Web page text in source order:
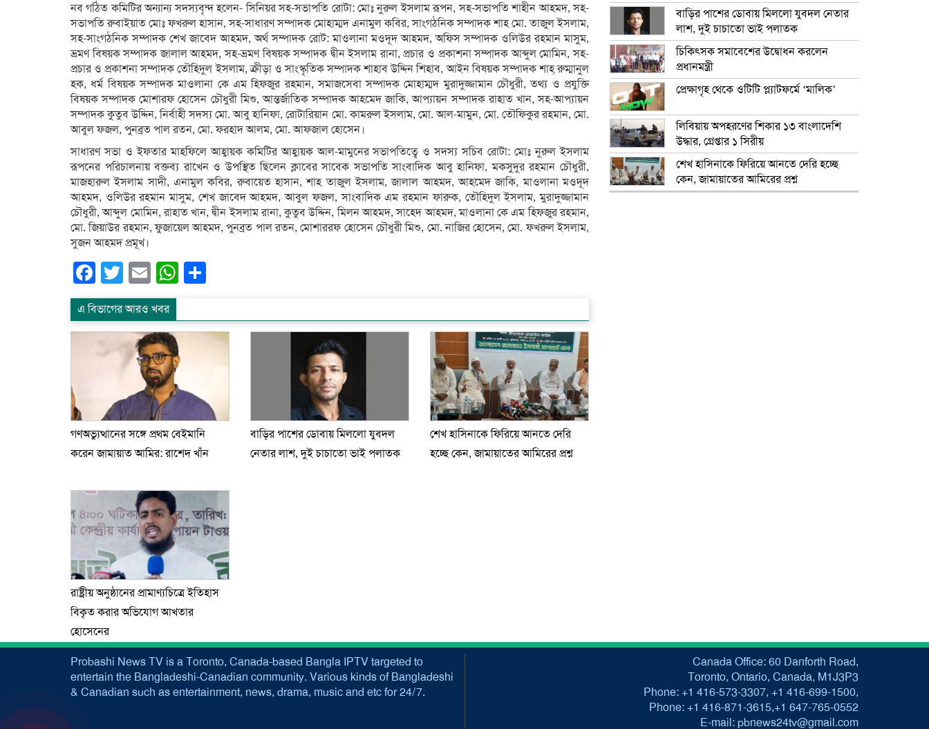
নব গঠিত কমিটির অন্যান্য সদস্যবৃন্দ হলেন- সিনিয়র সহ-সভাপতি রোটা: মোঃ নুরুল ইসলাম রূপন, সহ-সভাপতি শাহীন আহমদ, সহ-
সভাপতি রুবাইয়াত মোঃ ফখরুল হাসান, সহ-সাধারণ সম্পাদক মোহাম্মদ এনামুল কবির, সাংগঠনিক সম্পাদক শাহ মো. তাজুল ইসলাম,
সহ-সাংগঠনিক সম্পাদক শেখ জাবেদ আহমদ, অর্থ সম্পাদক রোট: মাওলানা মওদূদ আহমদ, অফিস সম্পাদক ওলিউর রহমান মাসুম,
ভ্রমণ বিষয়ক সম্পাদক জালাল আহমদ, সহ-ভ্রমণ বিষয়ক সম্পাদক দ্বীন ইসলাম রানা, প্রচার ও প্রকাশনা সম্পাদক আব্দুল মোমিন, সহ-
প্রচার ও প্রকাশনা সম্পাদক তৌহিদুল ইসলাম, ক্রীড়া ও সাংস্কৃতিক সম্পাদক শাহাব উদ্দিন শিহাব, আইন বিষয়ক সম্পাদক শাহ্ রুম্মানুল
হক, ধর্ম বিষয়ক সম্পাদক মাওলানা কে এম হিফজুর রহমান, সমাজসেবা সম্পাদক মোহাম্মদ মুরাদুজ্জামান চৌধুরী, তথ্য ও প্রযুক্তি
বিষয়ক সম্পাদক মোশারফ হোসেন চৌধুরী মিশু, আন্তর্জাতিক সম্পাদক আহমেদ জাকি, আপ্যায়ন সম্পাদক রাহাত খান, সহ-আপ্যায়ন
সম্পাদক কুতুব উদ্দিন, নির্বাহী সদস্য মো. আবু হানিফা, রোটারিয়ান মো. কামরুল ইসলাম, মো. আল-মামুন, মো. তৌফিকুর রহমান, মো.
আবুল ফজল, পুনব্রত পাল রতন, মো. ফরহাদ আলম, মো. আফজাল হোসেন।
সাধারণ সভা ও ইফতার মাহফিলে আহ্বায়ক কমিটির আহ্বায়ক আল-মামুনের সভাপতিত্বে ও সদস্য সচিব রোটা: মোঃ নুরুল ইসলাম
রূপনের পরিচালনায় বক্তব্য রাখেন ও উপস্থিত ছিলেন ক্লাবের সাবেক সভাপতি সাংবাদিক আবু হানিফা, মকসুদুর রহমান চৌধুরী,
মাজহারুল ইসলাম সাদী, এনামুল কবির, রুবায়েত হাসান, শাহ তাজুল ইসলাম, জালাল আহমদ, আহমেদ জাকি, মাওলানা মওদূদ
আহমদ, ওলিউর রহমান মাসুম, শেখ জাবেদ আহমদ, আবুল ফজল, সাংবাদিক এম রহমান ফারুক, তৌহিদুল ইসলাম, মুরাদুজ্জামান
চৌধুরী, আব্দুল মোমিন, রাহাত খান, দ্বীন ইসলাম রানা, কুতুব উদ্দিন, মিলন আহমদ, সাহেদ আহমদ, মাওলানা কে এম হিফজুর রহমান,
মো. জিয়াউর রহমান, ফুজায়েল আহমদ, পুনব্রত পাল রতন, মোশাররফ হোসেন চৌধুরী মিশু, মো. নাজির হোসেন, মো. ফখরুল ইসলাম,
সুজন আহমদ প্রমূখ।
Facebook
Twitter
EmailWhatsApp
এ বিভাগের আরও খবর
গণঅভ্যুত্থানের সঙ্গে প্রথম বেইমানি
করেন জামায়াত আমির: রাশেদ খাঁন
বাড়ির পাশের ডোবায় মিললো যুবদল
নেতার লাশ, দুই চাচাতো ভাই পলাতক
শেখ হাসিনাকে ফিরিয়ে আনতে দেরি
হচ্ছে কেন, জামায়াতের আমিরের প্রশ্ন
রাষ্ট্রীয় অনুষ্ঠানের প্রামাণ্যচিত্রে ইতিহাস
বিকৃত করার অভিযোগ আখতার
হোসেনের
বাড়ির পাশের ডোবায় মিললো যুবদল নেতার
লাশ, দুই চাচাতো ভাই পলাতক
চিকিৎসক সমাবেশের উদ্বোধন করলেন
প্রধানমন্ত্রী
প্রেক্ষাগৃহ থেকে ওটিটি প্ল্যাটফর্মে ‘মালিক’
লিবিয়ায় অপহরণের শিকার ১৩ বাংলাদেশি
উদ্ধার, গ্রেপ্তার ১ সিরীয়
শেখ হাসিনাকে ফিরিয়ে আনতে দেরি হচ্ছে
কেন, জামায়াতের আমিরের প্রশ্ন
Probashi News TV is a Toronto, Canada-based Bangla IPTV targeted to
entertain the Bangladeshi-Canadian community. Various kinds of Bangladeshi
& Canadian such as entertainment, news, drama, music and etc for 24/7.
Canada Office: 60 Danforth Road,
Toronto, Ontario, Canada, M1J3P3
Phone: +1 416-573-3307, +1 416-699-1500,
Phone: +1 416-871-3615,+1 647-765-0552
E-mail: pbnews24tv@gmail.com